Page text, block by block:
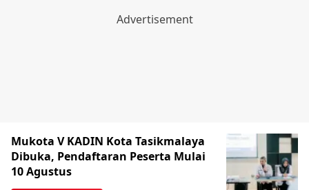
Mukota V KADIN Kota Tasikmalaya
Dibuka, Pendaftaran Peserta Mulai
10 Agustus